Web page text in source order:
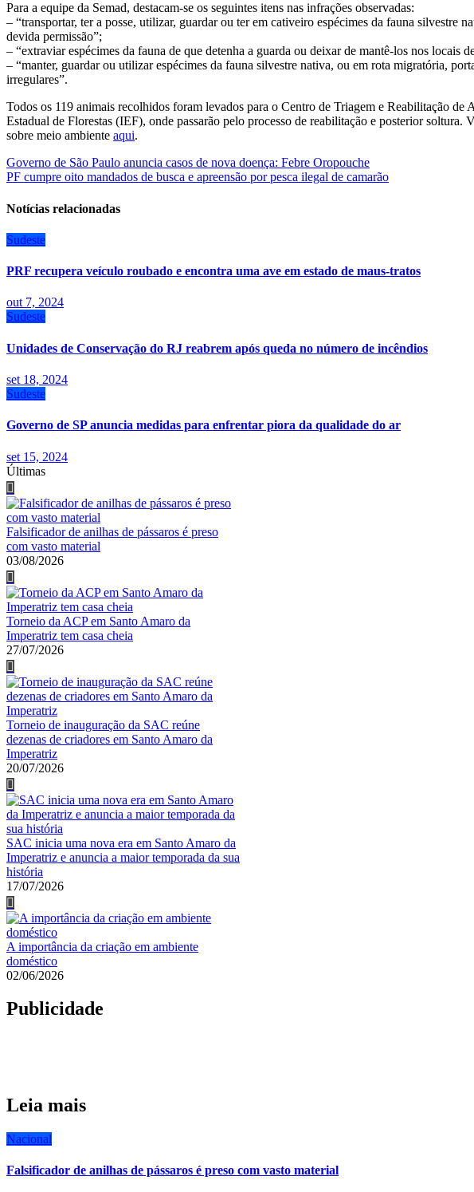
Para a equipe da Semad, destacam-se os seguintes itens nas infrações observadas:
– “transportar, ter a posse, utilizar, guardar ou ter em cativeiro espécimes da fauna silvestre
devida permissão”;
– “extraviar espécimes da fauna de que detenha a guarda ou deixar de mantê-los nos locais
– “manter, guardar ou utilizar espécimes da fauna silvestre nativa, ou em rota migratória,
irregulares”.
Todos os 119 animais recolhidos foram levados para o Centro de Triagem e Reabilitação de
Estadual de Florestas (IEF), onde passarão pelo processo de reabilitação e posterior soltura.
sobre meio ambiente aqui.
Navegação
de
Post
Governo de São Paulo anuncia casos de nova doença: Febre Oropouche
PF cumpre oito mandados de busca e apreensão por pesca ilegal de camarão
Notícias relacionadas
Sudeste
PRF recupera veículo roubado e encontra uma ave em estado de maus-tratos
out 7, 2024
Sudeste
Unidades de Conservação do RJ reabrem após queda no número de incêndios
set 18, 2024
Sudeste
Governo de SP anuncia medidas para enfrentar piora da qualidade do ar
set 15, 2024
Últimas
Falsificador de anilhas de pássaros é preso
com vasto material
03/08/2026
Torneio da ACP em Santo Amaro da
Imperatriz tem casa cheia
27/07/2026
Torneio de inauguração da SAC reúne
dezenas de criadores em Santo Amaro da
Imperatriz
20/07/2026
SAC inicia uma nova era em Santo Amaro da
Imperatriz e anuncia a maior temporada da sua
história
17/07/2026
A importância da criação em ambiente
doméstico
02/06/2026
Publicidade
Leia mais
Nacional
Falsificador de anilhas de pássaros é preso com vasto material